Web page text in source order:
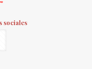
sociales